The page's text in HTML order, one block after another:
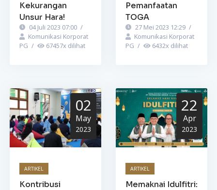
Kekurangan
Unsur Hara!
04 Juli 2023 07:00 /
Komunikasi Korporat
PG / 67457x dilihat
Pemanfaatan
TOGA
27 Mei 2023 12:29 /
Komunikasi Korporat
PG / 6432x dilihat
02
May
2023
ARTIKEL
Kontribusi
22
Apr
2023
ARTIKEL
Memaknai Idulfitri: